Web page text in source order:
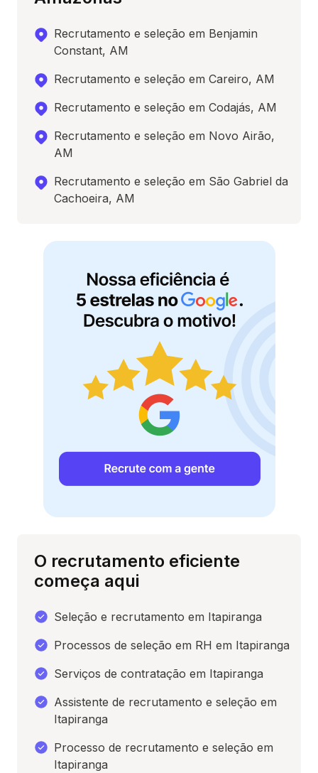
Recrutamento e seleção em Benjamin
Constant, AM
Recrutamento e seleção em Careiro, AM
Recrutamento e seleção em Codajás, AM
Recrutamento e seleção em Novo Airão,
AM
Recrutamento e seleção em São Gabriel da
Cachoeira, AM
O recrutamento eficiente
começa aqui
Seleção e recrutamento em Itapiranga
Processos de seleção em RH em Itapiranga
Serviços de contratação em Itapiranga
Assistente de recrutamento e seleção em
Itapiranga
Processo de recrutamento e seleção em
Itapiranga